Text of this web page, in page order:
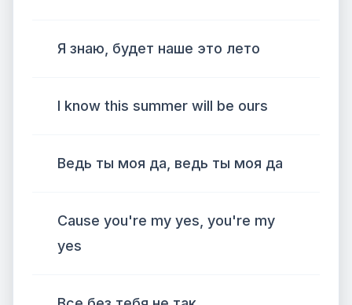
Я знаю, будет наше это лето
I know this summer will be ours
Ведь ты моя да, ведь ты моя да
Cause you're my yes, you're my
yes